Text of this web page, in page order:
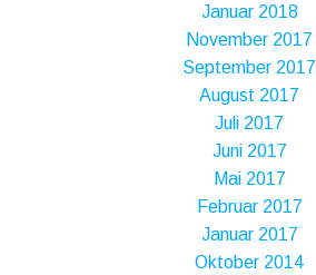
Januar 2018
November 2017
September 2017
August 2017
Juli 2017
Juni 2017
Mai 2017
Februar 2017
Januar 2017
Oktober 2014